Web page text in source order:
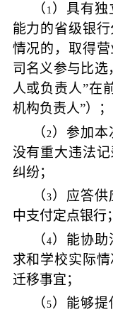
（ 1 ）具有
能力的省级银
情况的，取得
司名义参与比选
人或负责人”在
机构负责人”）；
（ 2 ）参加
没有重大违法
纠纷；
（ 3）应答供
中支付定点银行；
（ 4）能协助
求和学校实际
迁移事宜；
（5）能够提